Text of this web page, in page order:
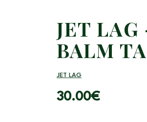
JET LAG
BALM
JET LAG
30.00€